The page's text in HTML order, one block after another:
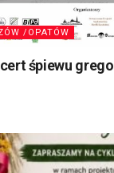
/OPATÓW
śpiewu